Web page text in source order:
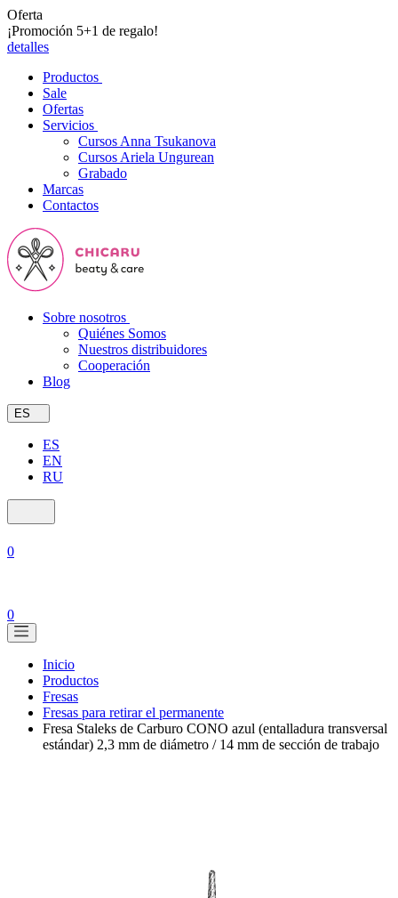
Oferta
¡Promoción 5+1 de regalo!
detalles
Productos
Sale
Ofertas
Servicios
Cursos Anna Tsukanova
Cursos Ariela Ungurean
Grabado
Marcas
Contactos
Sobre nosotros
Quiénes Somos
Nuestros distribuidores
Cooperación
Blog
ES
ES
EN
RU
0
0
Inicio
Productos
Fresas
Fresas para retirar el permanente
Fresa Staleks de Carburo CONO azul (entalladura transversal
estándar) 2,3 mm de diámetro / 14 mm de sección de trabajo